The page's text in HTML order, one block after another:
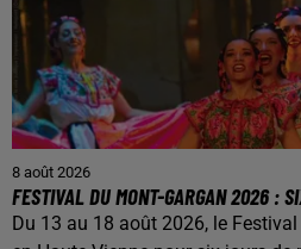
8 août 2026
FESTIVAL DU MONT-GARGAN 2026 :
Du 13 au 18 août 2026, le